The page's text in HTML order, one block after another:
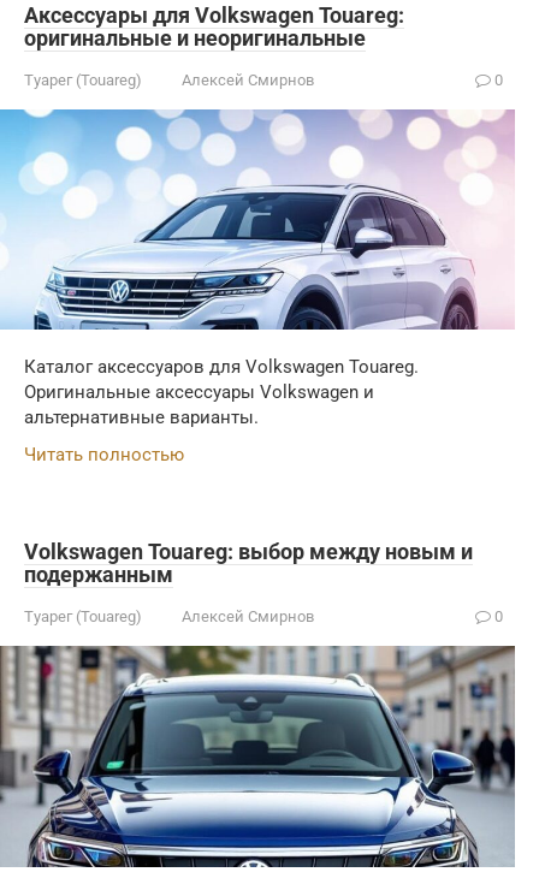
Аксессуары для Volkswagen Touareg:
оригинальные и неоригинальные
Туарег (Touareg) Алексей Смирнов 0
Каталог аксессуаров для Volkswagen Touareg.
Оригинальные аксессуары Volkswagen и
альтернативные варианты.
Читать полностью
Volkswagen Touareg: выбор между новым и
подержанным
Туарег (Touareg) Алексей Смирнов 0